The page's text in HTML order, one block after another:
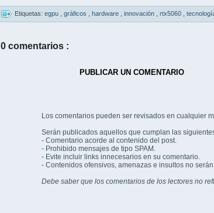
Etiquetas: egpu gráficos hardware innovación rtx5060
0 comentarios :
PUBLICAR UN COMENTARIO
Los comentarios pueden ser revisados en cualquier
Serán publicados aquellos que cumplan las
- Comentario acorde al contenido del post.
- Prohibido mensajes de tipo SPAM.
- Evite incluir links innecesarios en su comentario.
- Contenidos ofensivos, amenazas e insultos no
Debe saber que los comentarios de los lectores no